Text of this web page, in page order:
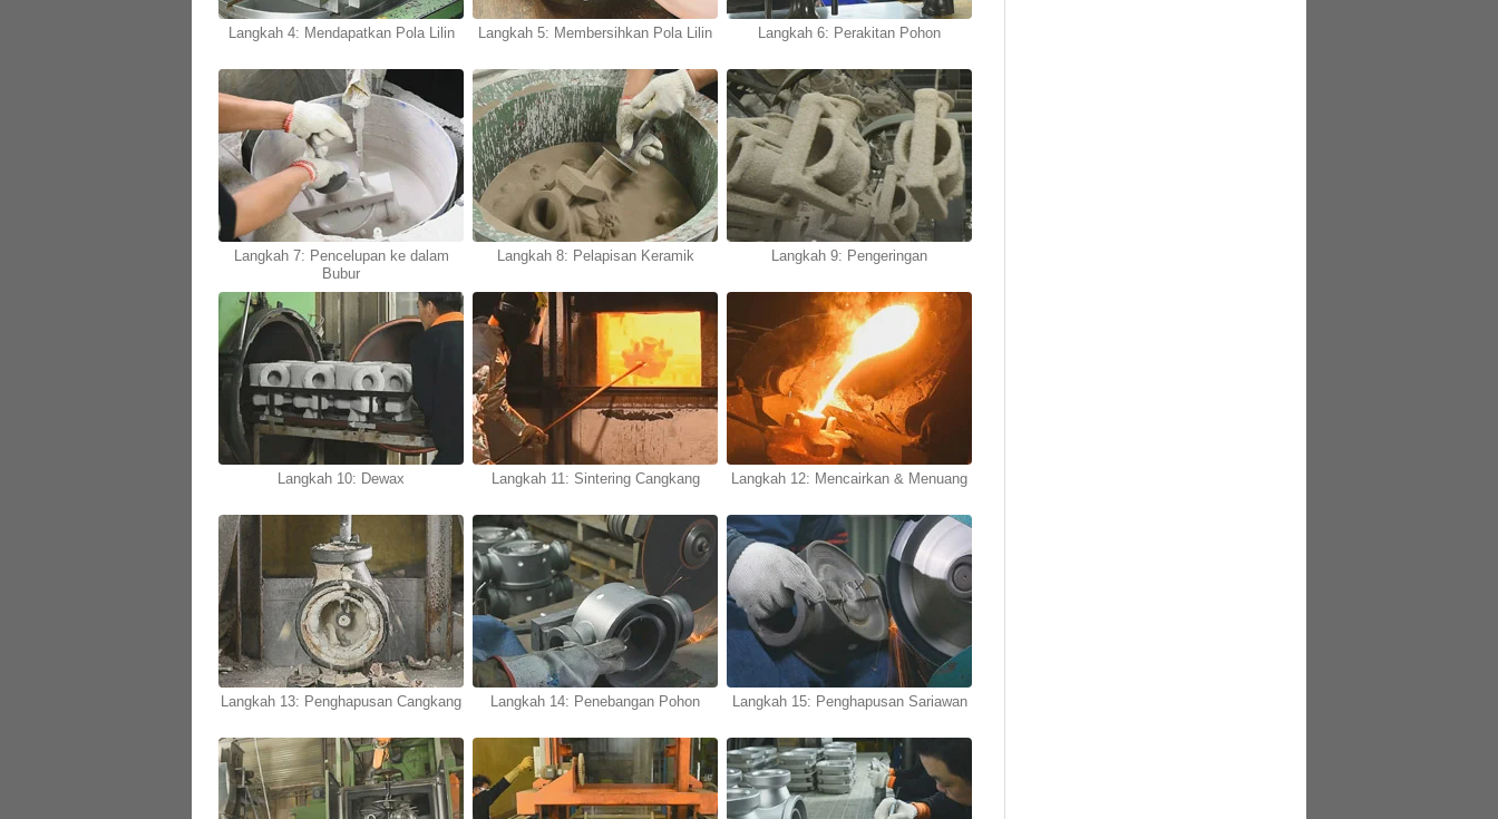
Langkah 4: Mendapatkan Pola Lilin Langkah 5: Membersihkan Pola Lilin Langkah 6: Perakitan Pohon
Langkah 7: Pencelupan ke dalam
Bubur
Langkah 8: Pelapisan Keramik Langkah 9: Pengeringan
Langkah 10: Dewax Langkah 11: Sintering Cangkang Langkah 12: Mencairkan & Menuang
Langkah 13: Penghapusan Cangkang Langkah 14: Penebangan Pohon Langkah 15: Penghapusan Sariawan